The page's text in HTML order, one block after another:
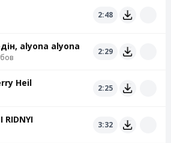
2:48
alyona alyona 2:29
Heil 2:25
RIDNYI 3:32